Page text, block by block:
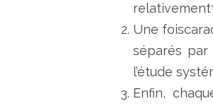
Une
séparés par
l’étude
Enfin,